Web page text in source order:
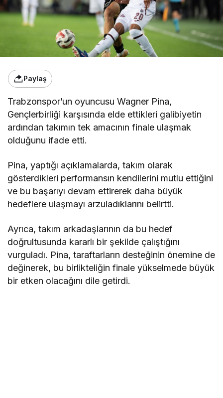
Paylaş
Trabzonspor’un oyuncusu Wagner Pina,
Gençlerbirliği karşısında elde ettikleri galibiyetin
ardından takımın tek amacının finale ulaşmak
olduğunu ifade etti.
Pina, yaptığı açıklamalarda, takım olarak
gösterdikleri performansın kendilerini mutlu ettiğini
ve bu başarıyı devam ettirerek daha büyük
hedeflere ulaşmayı arzuladıklarını belirtti.
Ayrıca, takım arkadaşlarının da bu hedef
doğrultusunda kararlı bir şekilde çalıştığını
vurguladı. Pina, taraftarların desteğinin önemine de
değinerek, bu birlikteliğin finale yükselmede büyük
bir etken olacağını dile getirdi.